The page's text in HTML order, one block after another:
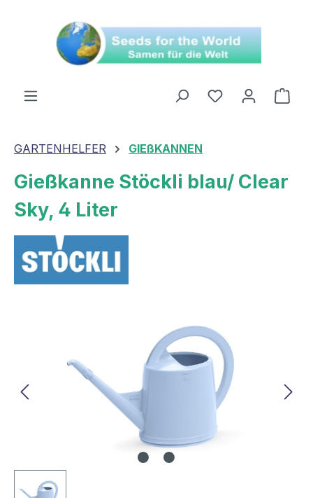
GARTENHELFER GIEßKANNEN
Gießkanne Stöckli blau/ Clear
Sky, 4 Liter